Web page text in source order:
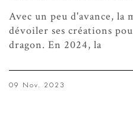
Avec un peu d'avance, la
dévoiler ses créations
dragon. En 2024, la
09 Nov. 2023